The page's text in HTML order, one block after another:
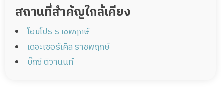
สถานที่สำคัญใกล้เคียง
โฮมโปร ราชพฤกษ์
เดอะเซอร์เคิล ราชพฤกษ์
บิ๊กซี ติวานนท์